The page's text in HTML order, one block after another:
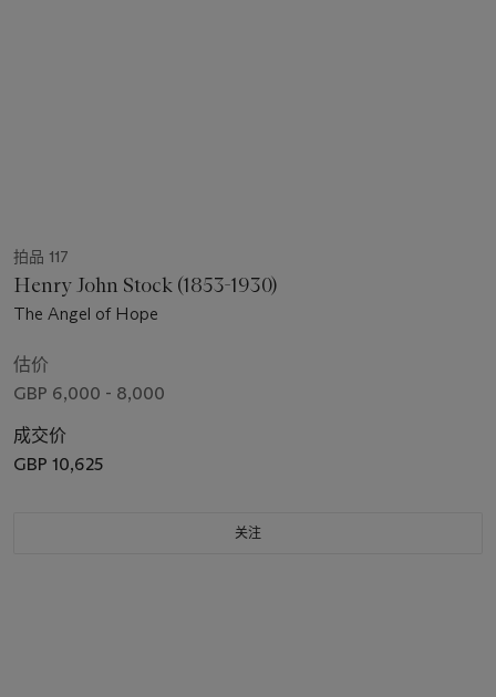
拍品 117
Henry John Stock (1853-1930)
The Angel of Hope
估价
GBP 6,000 - 8,000
成交价
GBP 10,625
关注